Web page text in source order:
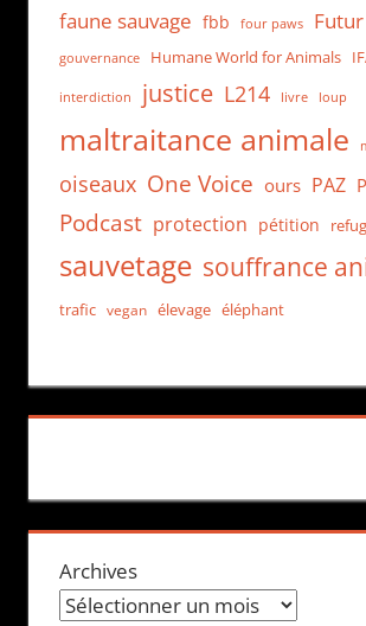
faune sauvage fbb four paws
gouvernance Humane World for Animals
interdiction justice L214 livre loup
maltraitance animale
oiseaux One Voice ours PAZ
Podcast protection pétition
sauvetage souffrance
trafic vegan élevage éléphant
Archives